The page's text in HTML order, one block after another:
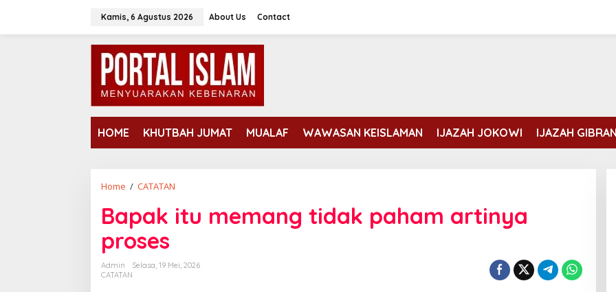
konten
Kamis, 6 Agustus 2026 About Us Contact
HOME KHUTBAH JUMAT MUALAF WAWASAN KEISLAMAN IJAZAH JOKOWI IJAZAH GIBRAN
Home / CATATAN
memang
tidak
proses
Bapak itu memang tidak paham artinya
proses
Admin
Selasa, 19 Mei, 2026
CATATAN
Erdogan dan Mohammed bin